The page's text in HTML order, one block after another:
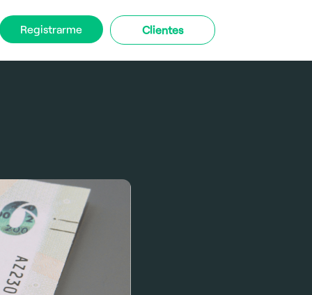
Registrarme Clientes